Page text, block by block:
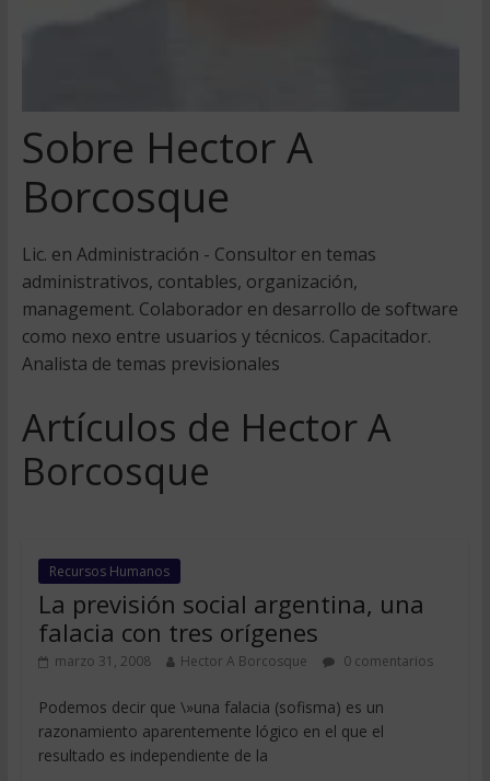
Sobre Hector A
Borcosque
Lic. en Administración - Consultor en temas
administrativos, contables, organización,
management. Colaborador en desarrollo de software
como nexo entre usuarios y técnicos. Capacitador.
Analista de temas previsionales
Artículos de Hector A
Borcosque
Recursos Humanos
La previsión social argentina, una
falacia con tres orígenes
marzo 31, 2008 Hector A Borcosque 0 comentarios
Podemos decir que \»una falacia (sofisma) es un
razonamiento aparentemente lógico en el que el
resultado es independiente de la